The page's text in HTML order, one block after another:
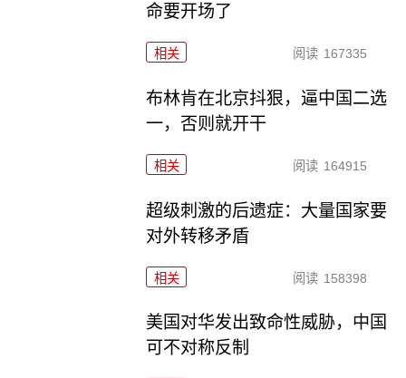
命要开场了
相关 阅读 167335
布林肯在北京抖狠，逼中国二选
一，否则就开干
相关 阅读 164915
超级刺激的后遗症：大量国家要
对外转移矛盾
相关 阅读 158398
美国对华发出致命性威胁，中国
可不对称反制